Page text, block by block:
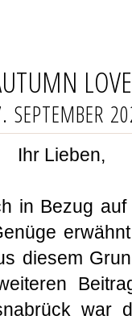
LOVE
SEPTEMBER
Ihr Lieben,
in Bezug
diesem
war